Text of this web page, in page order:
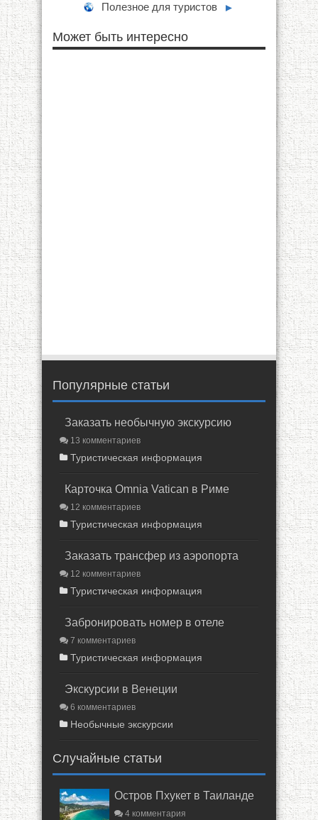
Полезное для туристов ►
Может быть интересно
Популярные статьи
Заказать необычную экскурсию
13 комментариев
Туристическая информация
Карточка Omnia Vatican в Риме
12 комментариев
Туристическая информация
Заказать трансфер из аэропорта
12 комментариев
Туристическая информация
Забронировать номер в отеле
7 комментариев
Туристическая информация
Экскурсии в Венеции
6 комментариев
Необычные экскурсии
Случайные статьи
Остров Пхукет в Таиланде
4 комментария